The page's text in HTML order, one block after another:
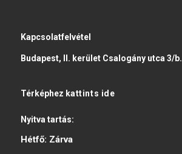
Kapcsolatfelvétel
Budapest, II. kerület Csalogány utca 3/b.
Térképhez kattints ide
Nyitva tartás:
Hétfő: Zárva